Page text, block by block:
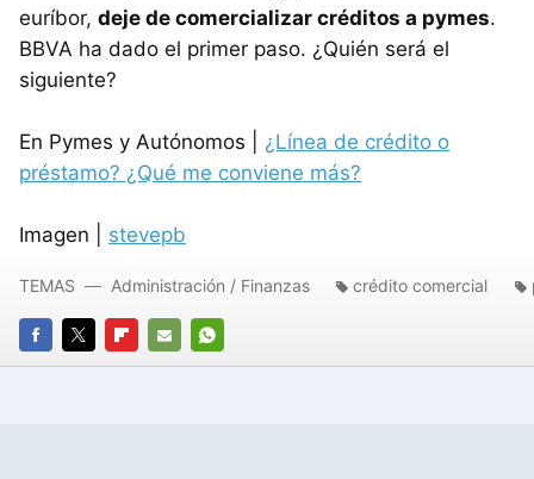
euríbor, deje de comercializar créditos a pymes.
BBVA ha dado el primer paso. ¿Quién será el
siguiente?
En Pymes y Autónomos | ¿Línea de crédito o
préstamo? ¿Qué me conviene más?
Imagen | stevepb
FACEBOOK
TWITTERFLIPBOARD
E-
WHATSAPP
TEMAS Administración / Finanzas crédito comercial